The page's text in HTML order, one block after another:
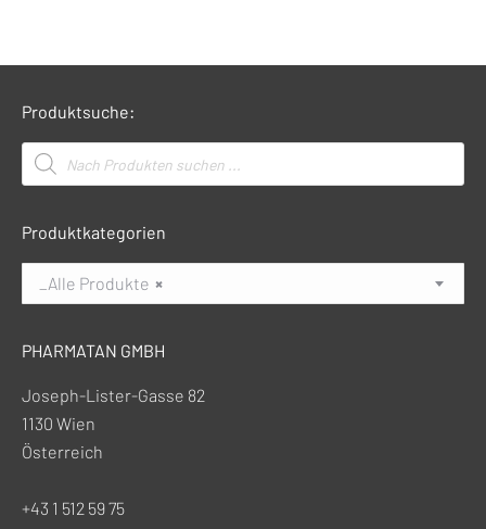
Produktsuche:
Products
search
Produktkategorien
×
_Alle Produkte
PHARMATAN GMBH
Joseph-Lister-Gasse 82
1130 Wien
Österreich
+43 1 512 59 75